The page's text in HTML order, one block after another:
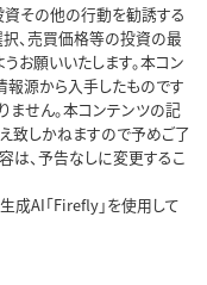
資その他の行動を勧誘する
択、売買価格等の投資の最
お願いいたします。本コン
報源から入手したものです
せん。本コンテンツの記
致しかねますので予めご了
は、予告なしに変更するこ
成AI「Firefly」を使用して